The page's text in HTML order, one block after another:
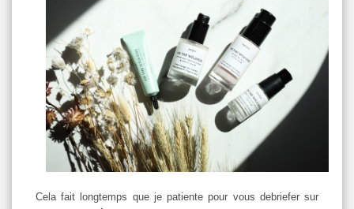
Cela fait longtemps que je patiente pour vous debriefer sur